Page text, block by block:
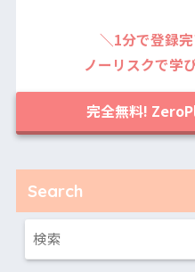
＼1分で登録
ノーリスクで学
完全無料!
Search